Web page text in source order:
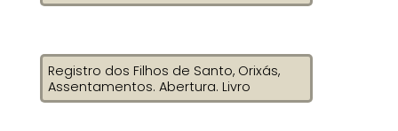
Registro dos Filhos de Santo, Orixás,
Assentamentos. Abertura. Livro